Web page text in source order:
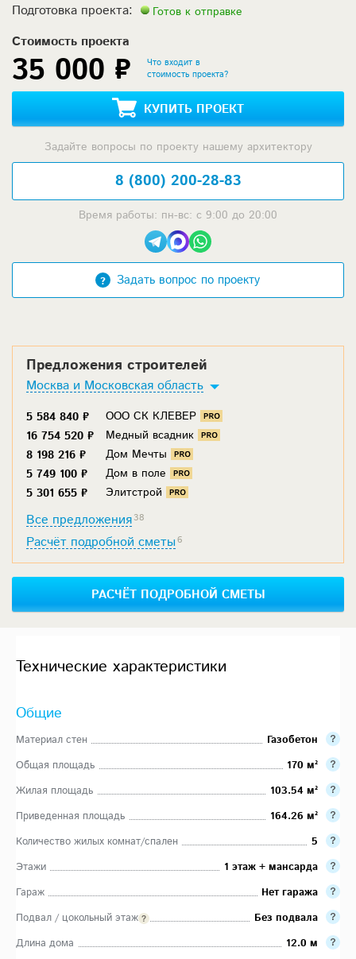
Подготовка проекта: Готов к отправке
Стоимость проекта
35 000 ₽
Что входит в
стоимость проекта?
КУПИТЬ ПРОЕКТ
Задайте вопросы по проекту нашему архитектору
8 (800) 200-28-83
Время работы: пн-вс: с 9:00 до 20:00
Задать вопрос по проекту
Предложения строителей
Москва и Московская область
5 584 840 ₽
ООО СК КЛЕВЕР
16 754 520 ₽
Медный всадник
8 198 216 ₽
Дом Мечты
5 749 100 ₽
Дом в поле
5 301 655 ₽
Элитстрой
Все предложения38
Расчёт подробной сметы6
РАСЧЁТ ПОДРОБНОЙ СМЕТЫ
Технические характеристики
Общие
Материал стен
Газобетон
Общая площадь
170 м²
Жилая площадь
103.54 м²
Приведенная площадь
164.26 м²
Количество жилых комнат/спален
5
Этажи
1 этаж + мансарда
Гараж
Нет гаража
Подвал / цокольный этаж
Без подвала
Длина дома
12.0 м